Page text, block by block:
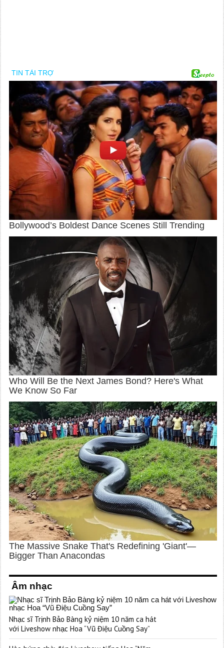
Âm nhạc
Nhạc sĩ Trịnh Bảo Bàng kỷ niệm 10 năm ca hát
với Liveshow nhạc Hoa “Vũ Điệu Cuồng Say”